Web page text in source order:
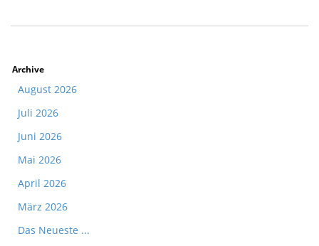
Archive
August 2026
Juli 2026
Juni 2026
Mai 2026
April 2026
März 2026
Das Neueste ...